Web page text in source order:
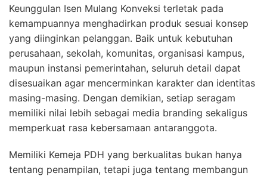
Keunggulan Isen Mulang Konveksi terletak pada
kemampuannya menghadirkan produk sesuai konsep
yang diinginkan pelanggan. Baik untuk kebutuhan
perusahaan, sekolah, komunitas, organisasi kampus,
maupun instansi pemerintahan, seluruh detail dapat
disesuaikan agar mencerminkan karakter dan identitas
masing-masing. Dengan demikian, setiap seragam
memiliki nilai lebih sebagai media branding sekaligus
memperkuat rasa kebersamaan antaranggota.
Memiliki Kemeja PDH yang berkualitas bukan hanya
tentang penampilan, tetapi juga tentang membangun